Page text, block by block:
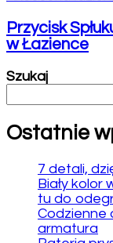
Przycisk
w Łazience
Szukaj
Ostatnie
7 detali,
Biały kolor
tu do
Codzienne
armatura